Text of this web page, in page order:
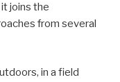
joins the
from several
in a field